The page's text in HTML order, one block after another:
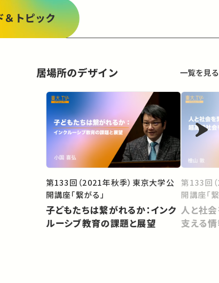
＆トピック
居場所のデザイン 一覧を見る
第133回（2021年秋季）東京大学公
開講座「繋がる」
子どもたちは繋がれるか：インク
ルーシブ教育の課題と展望
第133回
開講座「
人と社
支える